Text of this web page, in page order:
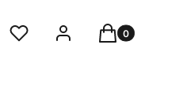
Ulubione Zaloguj sięProdukty w
Koszyk